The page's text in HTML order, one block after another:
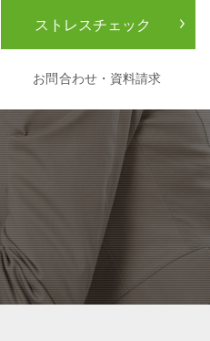
ストレスチェック
お問合わせ・資料請求